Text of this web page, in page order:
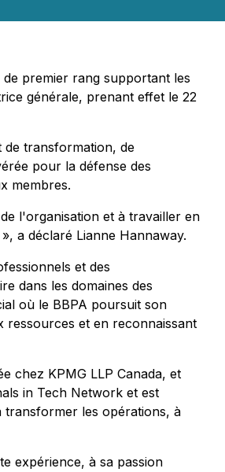
premier rang supportant les
générale, prenant effet le 22
de transformation, de
pour la défense des
membres.
l'organisation et à travailler en
a déclaré Lianne Hannaway.
et des
dans les domaines des
où le BBPA poursuit son
ressources et en reconnaissant
chez KPMG LLP Canada, et
in Tech Network et est
transformer les opérations, à
expérience, à sa passion